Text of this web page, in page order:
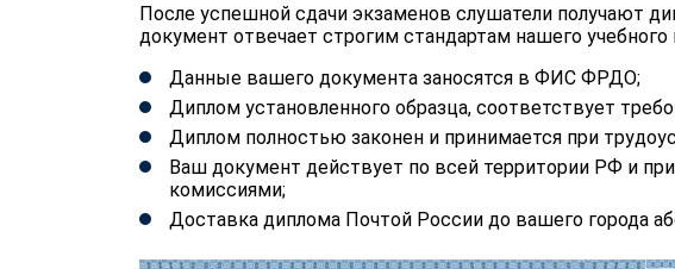
После успешной сдачи экзаменов слушатели получают
документ отвечает строгим стандартам нашего учебного
Данные вашего документа заносятся в ФИС ФРДО;
Диплом установленного образца, соответствует
Диплом полностью законен и принимается при
Ваш документ действует по всей территории РФ и
комиссиями;
Доставка диплома Почтой России до вашего города